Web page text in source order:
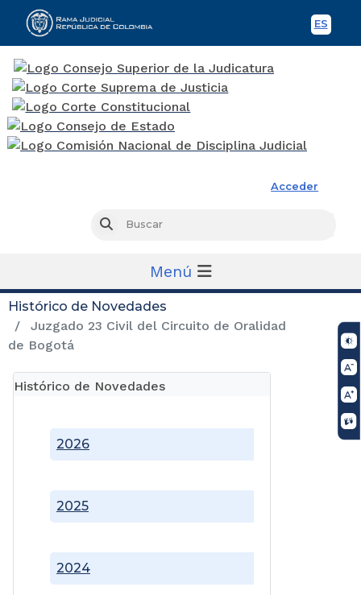
ES
Acceder
Buscar
Menú
Histórico de Novedades
Juzgado 23 Civil del Circuito de Oralidad
de Bogotá
Histórico de Novedades
2024
2025
2026